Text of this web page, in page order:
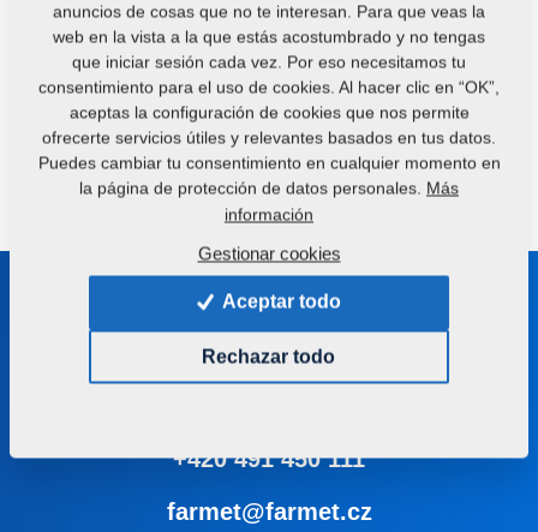
Descargar archivos
Complex Soybean Processing_EN.pdf
Manténgase en contacto con
nosotros
Le ayudaremos con la elección de la máquina o tecnología
+420 491 450 111
farmet@farmet.cz
anuncios de cosas que no te interesan. Para que veas la
web en la vista a la que estás acostumbrado y no tengas
que iniciar sesión cada vez. Por eso necesitamos tu
consentimiento para el uso de cookies. Al hacer clic en “OK”,
aceptas la configuración de cookies que nos permite
ofrecerte servicios útiles y relevantes basados en tus datos.
Puedes cambiar tu consentimiento en cualquier momento en
la página de protección de datos personales. Más
información
Gestionar cookies
Aceptar todo
Rechazar todo